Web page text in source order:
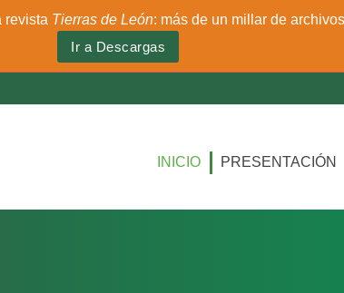
INICIO PRESENTACIÓN
revista Tierras de León: más de un millar de
Ir a Descargas